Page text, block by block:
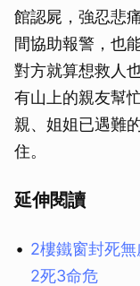
館認屍，強忍悲
間協助報警，也
對方就算想救人
有山上的親友幫
親、姐姐已遇難
住。
延伸閱讀
2樓鐵窗封死
2死3命危